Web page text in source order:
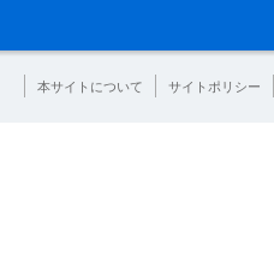
本サイトについて サイトポリシー